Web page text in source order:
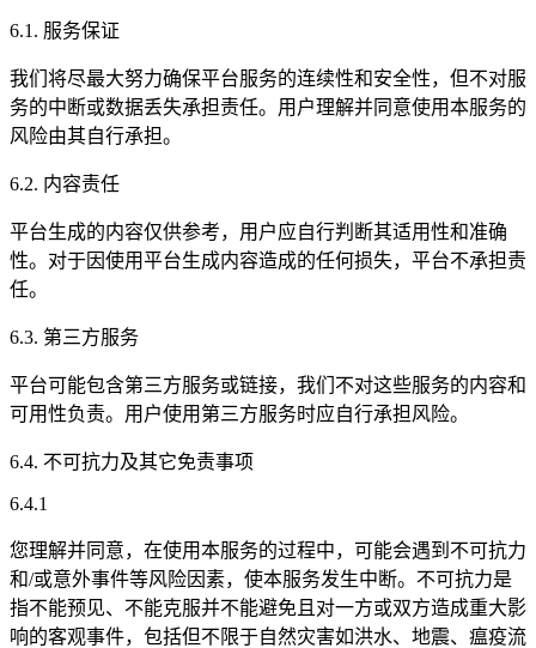
6.1. 服务保证
我们将尽最大努力确保平台服务的连续性和安全性，但不对服
务的中断或数据丢失承担责任。用户理解并同意使用本服务的
风险由其自行承担。
6.2. 内容责任
平台生成的内容仅供参考，用户应自行判断其适用性和准确
性。对于因使用平台生成内容造成的任何损失，平台不承担责
任。
6.3. 第三方服务
平台可能包含第三方服务或链接，我们不对这些服务的内容和
可用性负责。用户使用第三方服务时应自行承担风险。
6.4. 不可抗力及其它免责事项
6.4.1
您理解并同意，在使用本服务的过程中，可能会遇到不可抗力
和/或意外事件等风险因素，使本服务发生中断。不可抗力是
指不能预见、不能克服并不能避免且对一方或双方造成重大影
响的客观事件，包括但不限于自然灾害如洪水、地震、瘟疫流